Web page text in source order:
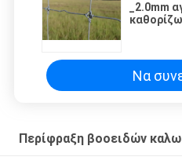
_2.0mm
Να
Περίφραξη βοοειδών